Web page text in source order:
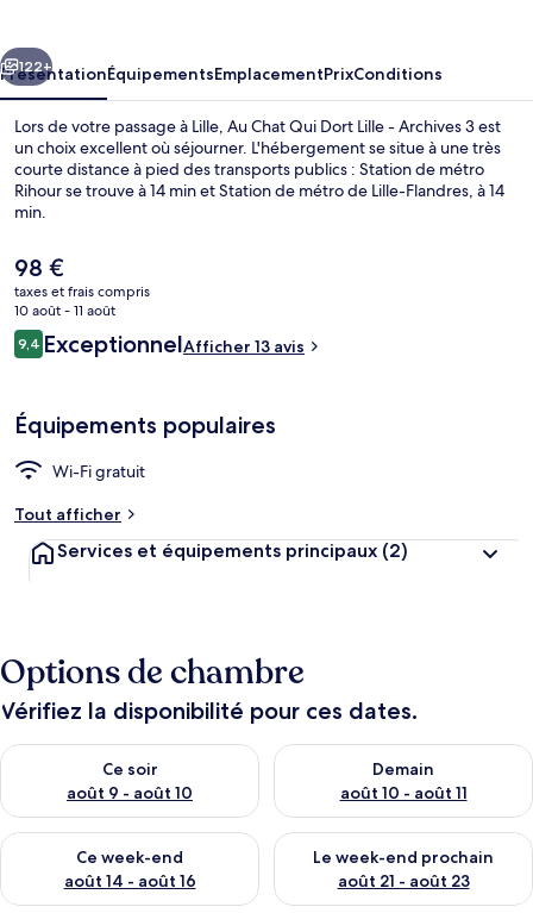
Lille
-
Archives
3
Suivant
122+
PrésentationÉquipementsEmplacementPrixConditions
Lors de votre passage à Lille, Au Chat Qui Dort Lille - Archives 3 est
un choix excellent où séjourner. L'hébergement se situe à une très
courte distance à pied des transports publics : Station de métro
Rihour se trouve à 14 min et Station de métro de Lille-Flandres, à 14
min.
Le
prix
actuel
est
de
98 €
taxes et frais compris
10 août - 11 août
Avis
voyageurs
9,49,4 sur 10
ExceptionnelAfficher 13 avis
Équipements populaires
Wi-Fi gratuit
Tout afficher
Services et équipements principaux (2)
Options de chambre
Vérifiez la disponibilité pour ces dates.
Ce soir
août 9 - août 10
Vérifier la disponibilité pour ce soir août 9 - août 10
Demain
août 10 - août 11
Vérifier la disponibilité pour
Ce week-end
août 14 - août 16
Vérifier la disponibilité pour ce week-end août 14 - août 16
Le week-end prochain
août 21 - août 23
Vérifier la disponibilité pour